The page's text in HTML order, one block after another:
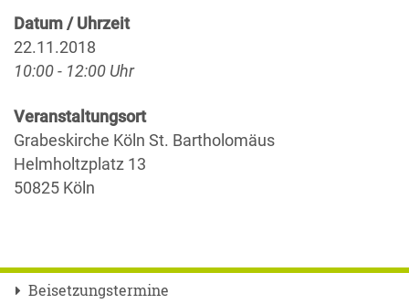
Datum / Uhrzeit
22.11.2018
10:00 - 12:00 Uhr
Veranstaltungsort
Grabeskirche Köln St. Bartholomäus
Helmholtzplatz 13
50825 Köln
Beisetzungstermine